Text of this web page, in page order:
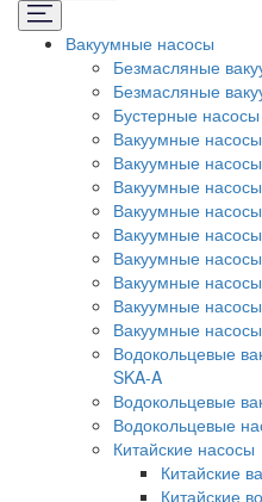
Вакуумные насосы
Безмасляные
Безмасляные
Бустерные насосы
Вакуумные
Вакуумные
Вакуумные
Вакуумные
Вакуумные
Вакуумные
Вакуумные
Вакуумные
Вакуумные
Водокольцевые
SKA-A
Водокольцевые
Водокольцевые
Китайские насосы
Китайские
Китайские